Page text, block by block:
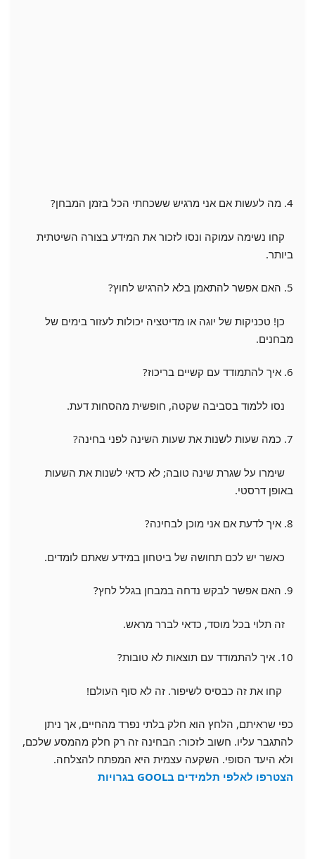
4. מה לעשות אם אני מרגיש ששכחתי הכל בזמן המבחן?
קחו נשימה עמוקה ונסו לזכור את המידע בצורה השיטתית
ביותר.
5. האם אפשר להתאמן בלא להרגיש לחוץ?
כן! טכניקות של יוגה או מדיטציה יכולות לעזור בימים של
מבחנים.
6. איך להתמודד עם קשיים בריכוז?
נסו ללמוד בסביבה שקטה, חופשית מהסחות דעת.
7. כמה שעות לשנות את שעות השינה לפני בחינה?
שימרו על שגרת שינה טובה; לא כדאי לשנות את השעות
באופן דרסטי.
8. איך לדעת אם אני מוכן לבחינה?
כאשר יש לכם תחושה של ביטחון במידע שאתם לומדים.
9. האם אפשר לבקש נדחה במבחן בגלל לחץ?
זה תלוי בכל מוסד, כדאי לברר מראש.
10. איך להתמודד עם תוצאות לא טובות?
קחו את זה כבסיס לשיפור. זה לא סוף העולם!
כפי שראיתם, הלחץ הוא חלק בלתי נפרד מהחיים, אך ניתן
להתגבר עליו. חשוב לזכור: הבחינה זה רק חלק מהמסע שלכם,
ולא היעד הסופי. השקעה עצמית היא המפתח להצלחה.
הצטרפו לאלפי תלמידים בGOOL בגרויות